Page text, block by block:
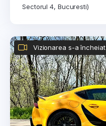
Sectorul 4, Bucuresti)
Vizionarea s-a încheiat